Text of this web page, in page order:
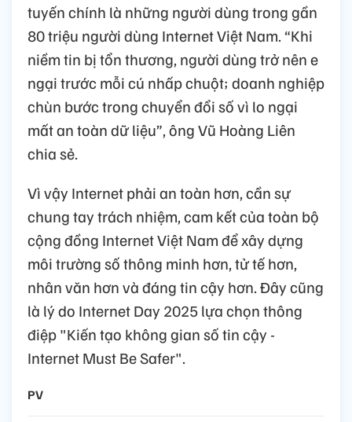
tuyến chính là những người dùng trong gần
80 triệu người dùng Internet Việt Nam. “Khi
niềm tin bị tổn thương, người dùng trở nên e
ngại trước mỗi cú nhấp chuột; doanh nghiệp
chùn bước trong chuyển đổi số vì lo ngại
mất an toàn dữ liệu”, ông Vũ Hoàng Liên
chia sẻ.
Vì vậy Internet phải an toàn hơn, cần sự
chung tay trách nhiệm, cam kết của toàn bộ
cộng đồng Internet Việt Nam để xây dựng
môi trường số thông minh hơn, tử tế hơn,
nhân văn hơn và đáng tin cậy hơn. Đây cũng
là lý do Internet Day 2025 lựa chọn thông
điệp "Kiến tạo không gian số tin cậy -
Internet Must Be Safer".
PV